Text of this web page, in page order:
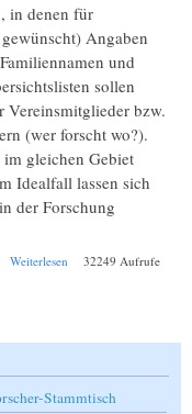
in denen für
Angaben
und
sollen
Vereinsmitglieder bzw.
(wer forscht wo?).
im gleichen Gebiet
Idealfall lassen sich
der Forschung
Weiterlesen über Forscherprofile
32249 Aufrufe
Stammtisch